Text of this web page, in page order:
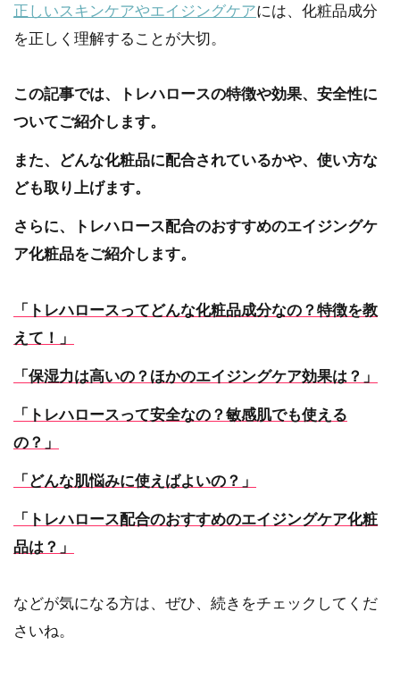
正しいスキンケアやエイジングケアには、化粧品成分
を正しく理解することが大切。
この記事では、トレハロースの特徴や効果、安全性に
ついてご紹介します。
また、どんな化粧品に配合されているかや、使い方な
ども取り上げます。
さらに、トレハロース配合のおすすめのエイジングケ
ア化粧品をご紹介します。
「トレハロースってどんな化粧品成分なの？特徴を教
えて！」
「保湿力は高いの？ほかのエイジングケア効果は？」
「トレハロースって安全なの？敏感肌でも使える
の？」
「どんな肌悩みに使えばよいの？」
「トレハロース配合のおすすめのエイジングケア化粧
品は？」
などが気になる方は、ぜひ、続きをチェックしてくだ
さいね。